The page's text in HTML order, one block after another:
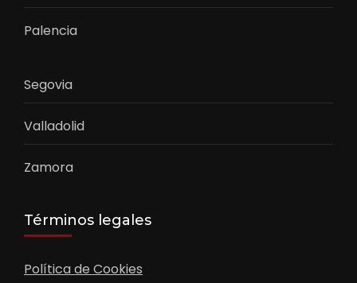
Palencia
Segovia
Valladolid
Zamora
Términos legales
Política de Cookies